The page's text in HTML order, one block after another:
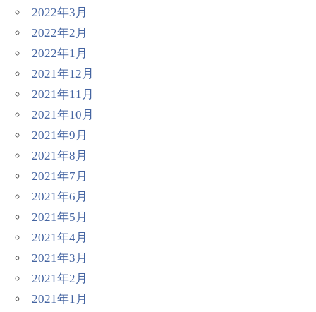
2022年3月
2022年2月
2022年1月
2021年12月
2021年11月
2021年10月
2021年9月
2021年8月
2021年7月
2021年6月
2021年5月
2021年4月
2021年3月
2021年2月
2021年1月